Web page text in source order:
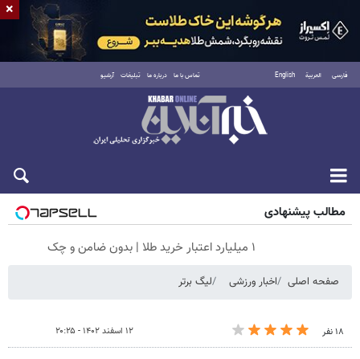
فارسی العربية English تماس با ما درباره ما تبلیغات آرشیو
جمعه ۱۶ مرداد ۱۴۰۵
مطالب پیشنهادی
۱ میلیارد اعتبار خرید طلا | بدون ضامن و چک
صفحه اصلی اخبار ورزشی لیگ برتر
۱۸ نفر ۱۲ اسفند ۱۴۰۲ - ۲۰:۲۵
×